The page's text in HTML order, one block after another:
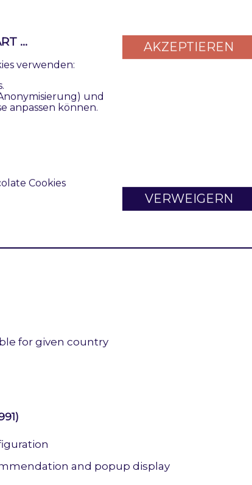
for given country
and popup display
...
verwenden:
und
anpassen können.
Cookies
AKZEPTIEREN
VERWEIGERN